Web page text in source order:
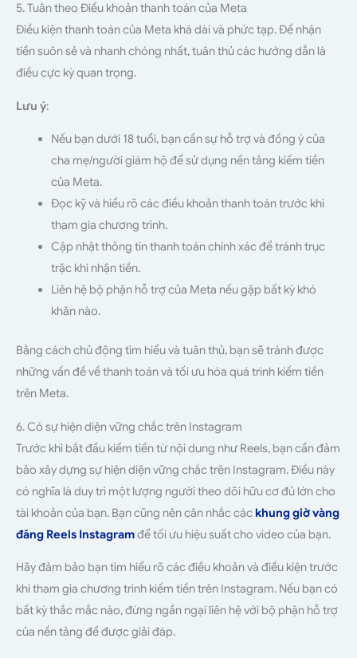
5. Tuân theo Điều khoản thanh toán của Meta
Điều kiện thanh toán của Meta khá dài và phức tạp. Để nhận
tiền suôn sẻ và nhanh chóng nhất, tuân thủ các hướng dẫn là
điều cực kỳ quan trọng.
Lưu ý:
Nếu bạn dưới 18 tuổi, bạn cần sự hỗ trợ và đồng ý của
cha mẹ/người giám hộ để sử dụng nền tảng kiếm tiền
của Meta.
Đọc kỹ và hiểu rõ các điều khoản thanh toán trước khi
tham gia chương trình.
Cập nhật thông tin thanh toán chính xác để tránh trục
trặc khi nhận tiền.
Liên hệ bộ phận hỗ trợ của Meta nếu gặp bất kỳ khó
khăn nào.
Bằng cách chủ động tìm hiểu và tuân thủ, bạn sẽ tránh được
những vấn đề về thanh toán và tối ưu hóa quá trình kiếm tiền
trên Meta.
6. Có sự hiện diện vững chắc trên Instagram
Trước khi bắt đầu kiếm tiền từ nội dung như Reels, bạn cần đảm
bảo xây dựng sự hiện diện vững chắc trên Instagram. Điều này
có nghĩa là duy trì một lượng người theo dõi hữu cơ đủ lớn cho
tài khoản của bạn. Bạn cũng nên cân nhắc các khung giờ vàng
đăng Reels Instagramđể tối ưu hiệu suất cho video của bạn.
Hãy đảm bảo bạn tìm hiểu rõ các điều khoản và điều kiện trước
khi tham gia chương trình kiếm tiền trên Instagram. Nếu bạn có
bất kỳ thắc mắc nào, đừng ngần ngại liên hệ với bộ phận hỗ trợ
của nền tảng để được giải đáp.